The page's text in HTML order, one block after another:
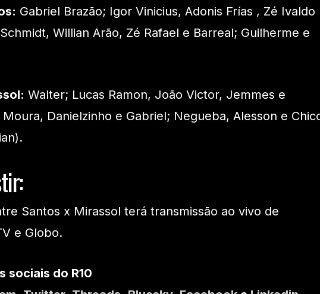
Gabriel Brazão; Igor Vinicius, Adonis Frías , Zé Ivaldo
Willian Arão, Zé Rafael e Barreal; Guilherme e
Walter; Lucas Ramon, João Victor, Jemmes e
Danielzinho e Gabriel; Negueba, Alesson e
Santos x Mirassol terá transmissão ao vivo de
e Globo.
sociais do R10